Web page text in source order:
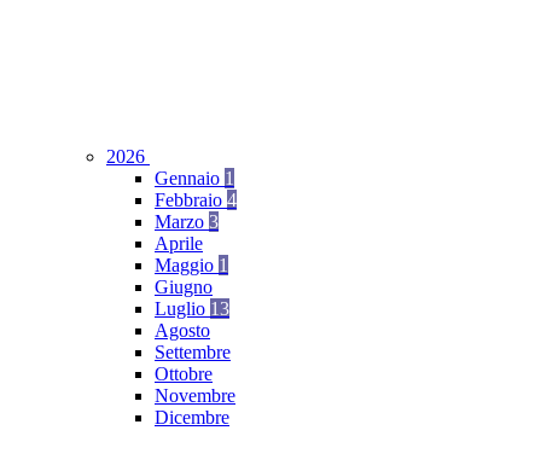
2026
Gennaio 1
Febbraio 4
Marzo 3
Aprile
Maggio 1
Giugno
Luglio 13
Agosto
Settembre
Ottobre
Novembre
Dicembre